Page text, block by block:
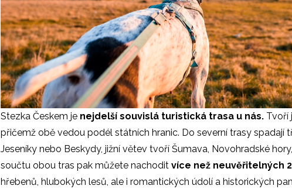
Stezka Českem je nejdelší souvislá turistická trasa u nás. Tvoří
přičemž obě vedou podél státních hranic. Do severní trasy spadají
Jeseníky nebo Beskydy, jižní větev tvoří Šumava, Novohradské
součtu obou tras pak můžete nachodit více než neuvěřitelných
hřebenů, hlubokých lesů, ale i romantických údolí a historických